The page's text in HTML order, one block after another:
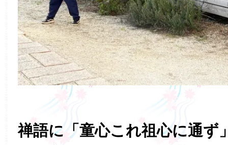
禅語に「童心これ祖心に通ず